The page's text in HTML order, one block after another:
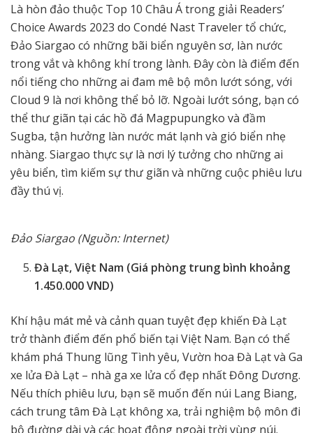
Là hòn đảo thuộc Top 10 Châu Á trong giải Readers’
Choice Awards 2023 do Condé Nast Traveler tổ chức,
Đảo Siargao có những bãi biển nguyên sơ, làn nước
trong vắt và không khí trong lành. Đây còn là điểm đến
nổi tiếng cho những ai đam mê bộ môn lướt sóng, với
Cloud 9 là nơi không thể bỏ lỡ. Ngoài lướt sóng, bạn có
thể thư giãn tại các hồ đá Magpupungko và đầm
Sugba, tận hưởng làn nước mát lạnh và gió biển nhẹ
nhàng. Siargao thực sự là nơi lý tưởng cho những ai
yêu biển, tìm kiếm sự thư giãn và những cuộc phiêu lưu
đầy thú vị.
Đảo Siargao (Nguồn: Internet)
Đà Lạt, Việt Nam (Giá phòng trung bình khoảng
1.450.000 VND)
Khí hậu mát mẻ và cảnh quan tuyệt đẹp khiến Đà Lạt
trở thành điểm đến phổ biến tại Việt Nam. Bạn có thể
khám phá Thung lũng Tình yêu, Vườn hoa Đà Lạt và Ga
xe lửa Đà Lạt – nhà ga xe lửa cổ đẹp nhất Đông Dương.
Nếu thích phiêu lưu, bạn sẽ muốn đến núi Lang Biang,
cách trung tâm Đà Lạt không xa, trải nghiệm bộ môn đi
bộ đường dài và các hoạt động ngoài trời vùng núi.